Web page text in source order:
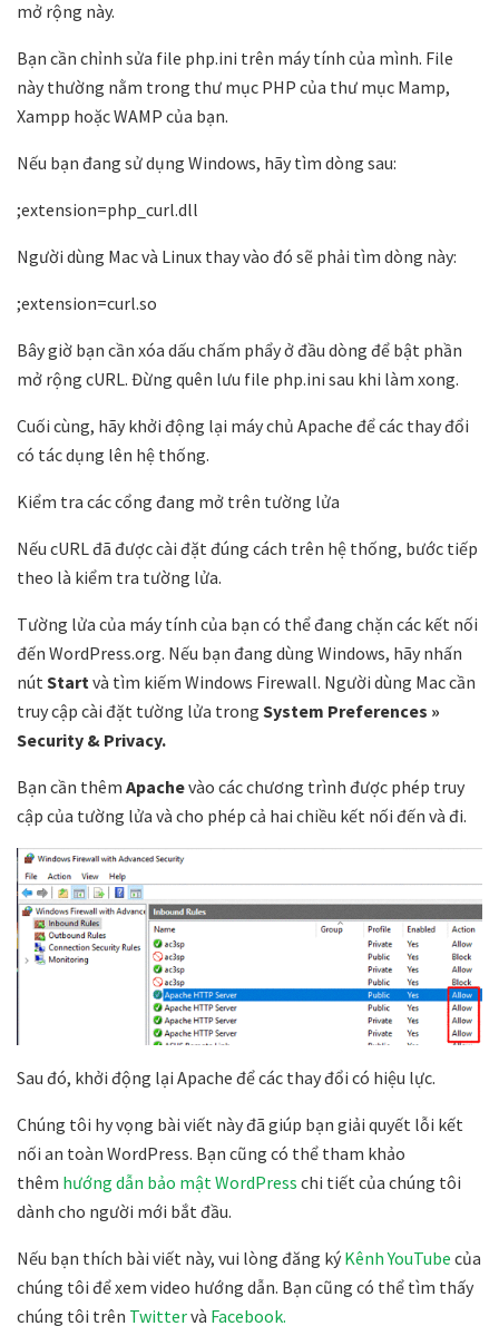
mở rộng này.
Bạn cần chỉnh sửa file php.ini trên máy tính của mình. File
này thường nằm trong thư mục PHP của thư mục Mamp,
Xampp hoặc WAMP của bạn.
Nếu bạn đang sử dụng Windows, hãy tìm dòng sau:
;extension=php_curl.dll
Người dùng Mac và Linux thay vào đó sẽ phải tìm dòng này:
;extension=curl.so
Bây giờ bạn cần xóa dấu chấm phẩy ở đầu dòng để bật phần
mở rộng cURL. Đừng quên lưu file php.ini sau khi làm xong.
Cuối cùng, hãy khởi động lại máy chủ Apache để các thay đổi
có tác dụng lên hệ thống.
Kiểm tra các cổng đang mở trên tường lửa
Nếu cURL đã được cài đặt đúng cách trên hệ thống, bước tiếp
theo là kiểm tra tường lửa.
Tường lửa của máy tính của bạn có thể đang chặn các kết nối
đến WordPress.org. Nếu bạn đang dùng Windows, hãy nhấn
nútStartvà tìm kiếm Windows Firewall. Người dùng Mac cần
truy cập cài đặt tường lửa trong System Preferences »
Security & Privacy.
Bạn cần thêm Apachevào các chương trình được phép truy
cập của tường lửa và cho phép cả hai chiều kết nối đến và đi.
Sau đó, khởi động lại Apache để các thay đổi có hiệu lực.
Chúng tôi hy vọng bài viết này đã giúp bạn giải quyết lỗi kết
nối an toàn WordPress. Bạn cũng có thể tham khảo
thêm hướng dẫn bảo mật WordPress chi tiết của chúng tôi
dành cho người mới bắt đầu.
Nếu bạn thích bài viết này, vui lòng đăng ký Kênh YouTube của
chúng tôi để xem video hướng dẫn. Bạn cũng có thể tìm thấy
chúng tôi trên Twittervà Facebook.